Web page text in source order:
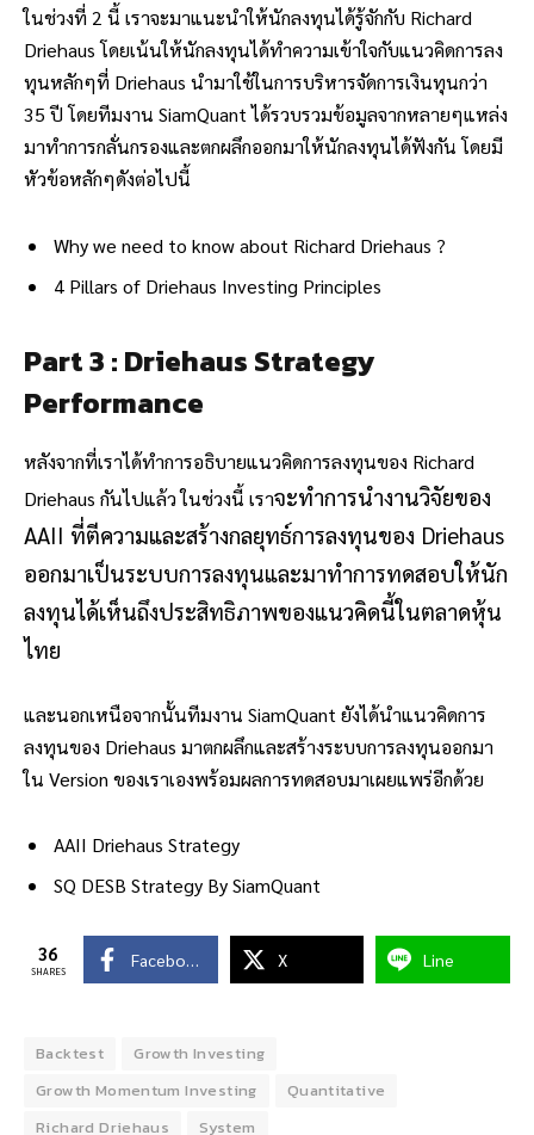
ในช่วงที่ 2 นี้ เราจะมาแนะนำให้นักลงทุนได้รู้จักกับ Richard
Driehaus โดยเน้นให้นักลงทุนได้ทำความเข้าใจกับแนวคิดการลง
ทุนหลักๆที่ Driehaus นำมาใช้ในการบริหารจัดการเงินทุนกว่า
35 ปี โดยทีมงาน SiamQuant ได้รวบรวมข้อมูลจากหลายๆแหล่ง
มาทำการกลั่นกรองและตกผลึกออกมาให้นักลงทุนได้ฟังกัน โดยมี
หัวข้อหลักๆดังต่อไปนี้
Why we need to know about Richard Driehaus ?
4 Pillars of Driehaus Investing Principles
Part 3 : Driehaus Strategy
Performance
หลังจากที่เราได้ทำการอธิบายแนวคิดการลงทุนของ Richard
Driehaus กันไปแล้ว ในช่วงนี้ เราจะทำการนำงานวิจัยของ
AAII ที่ตีความและสร้างกลยุทธ์การลงทุนของ Driehaus
ออกมาเป็นระบบการลงทุนและมาทำการทดสอบให้นัก
ลงทุนได้เห็นถึงประสิทธิภาพของแนวคิดนี้ในตลาดหุ้น
ไทย
และนอกเหนือจากนั้นทีมงาน SiamQuant ยังได้นำแนวคิดการ
ลงทุนของ Driehaus มาตกผลึกและสร้างระบบการลงทุนออกมา
ใน Version ของเราเองพร้อมผลการทดสอบมาเผยแพร่อีกด้วย
AAII Driehaus Strategy
SQ DESB Strategy By SiamQuant
36
SHARES
Facebook X Line
Backtest
Growth Investing
Growth Momentum Investing
Quantitative
Richard Driehaus
System